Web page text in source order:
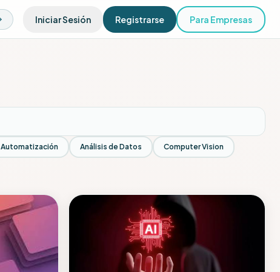
Iniciar Sesión Registrarse Para Empresas
Automatización Análisis de Datos Computer Vision